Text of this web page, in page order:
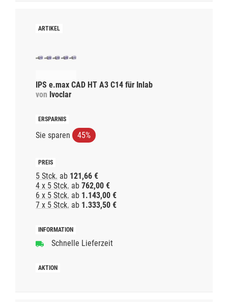
IPS e.max CAD HT A3 C14 für Inlab
von Ivoclar
Sie sparen 45%
5 Stck. ab 121,66 €
4 x 5 Stck. ab 762,00 €
6 x 5 Stck. ab 1.143,00 €
7 x 5 Stck. ab 1.333,50 €
Schnelle Lieferzeit